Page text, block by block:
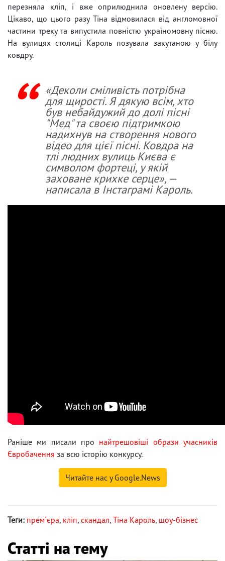
перезняла кліп, і вже оприлюднила оновлену версію.
Цікаво, що цього разу Тіна відмовилася від англомовної
частини треку та випустила повністю україномовну пісню.
На вулицях столиці Кароль позувала закутаною у білу
ковдру.
«Деколи сміливість потрібна
для щирості. Я дякую всім, хто
був небайдужий до долі пісні
"Мед" та своєю підтримкою
надихнув на створення нового
відео для цієї пісні. Ковдра на
тлі людних вулиць Києва є
символом фортеці, у якій
заховане крихке серце», —
написала в Інстаграмі Кароль.
Раніше ми писали про найтрешовіші образи учасників
Євробачення за всю історію конкурсу.
Читайте нас у Google.News
Теги: прем`єра, кліп, скандал, Тіна Кароль, шоу-бізнес
Статті на тему